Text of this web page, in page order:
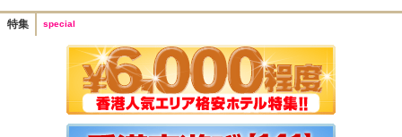
特集 special